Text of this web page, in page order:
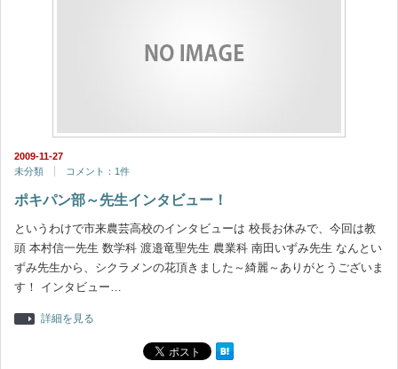
2009-11-27
未分類
コメント：1件
ポキパン部～先生インタビュー！
というわけで市来農芸高校のインタビューは 校長お休みで、今回は教
頭 本村信一先生 数学科 渡邉竜聖先生 農業科 南田いずみ先生 なんとい
ずみ先生から、シクラメンの花頂きました～綺麗～ありがとうございま
す！ インタビュー…
詳細を見る